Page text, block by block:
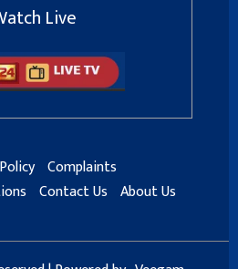
Live
Complaints
Contact Us About Us